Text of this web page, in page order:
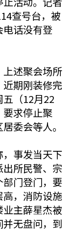
查号台，被
话没有登
述聚会场所
期刚装修完
（12月22
要求停止聚
委会等人。
事发当天下
所民警、宗
门登门，要
，消防设施
主薛星杰被
无盘问，到